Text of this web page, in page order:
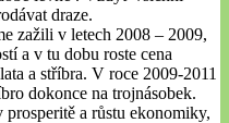
draze.
zažili v letech 2008 – 2009,
a v tu dobu roste cena
a stříbra. V roce 2009-2011
dokonce na trojnásobek.
a růstu ekonomiky,